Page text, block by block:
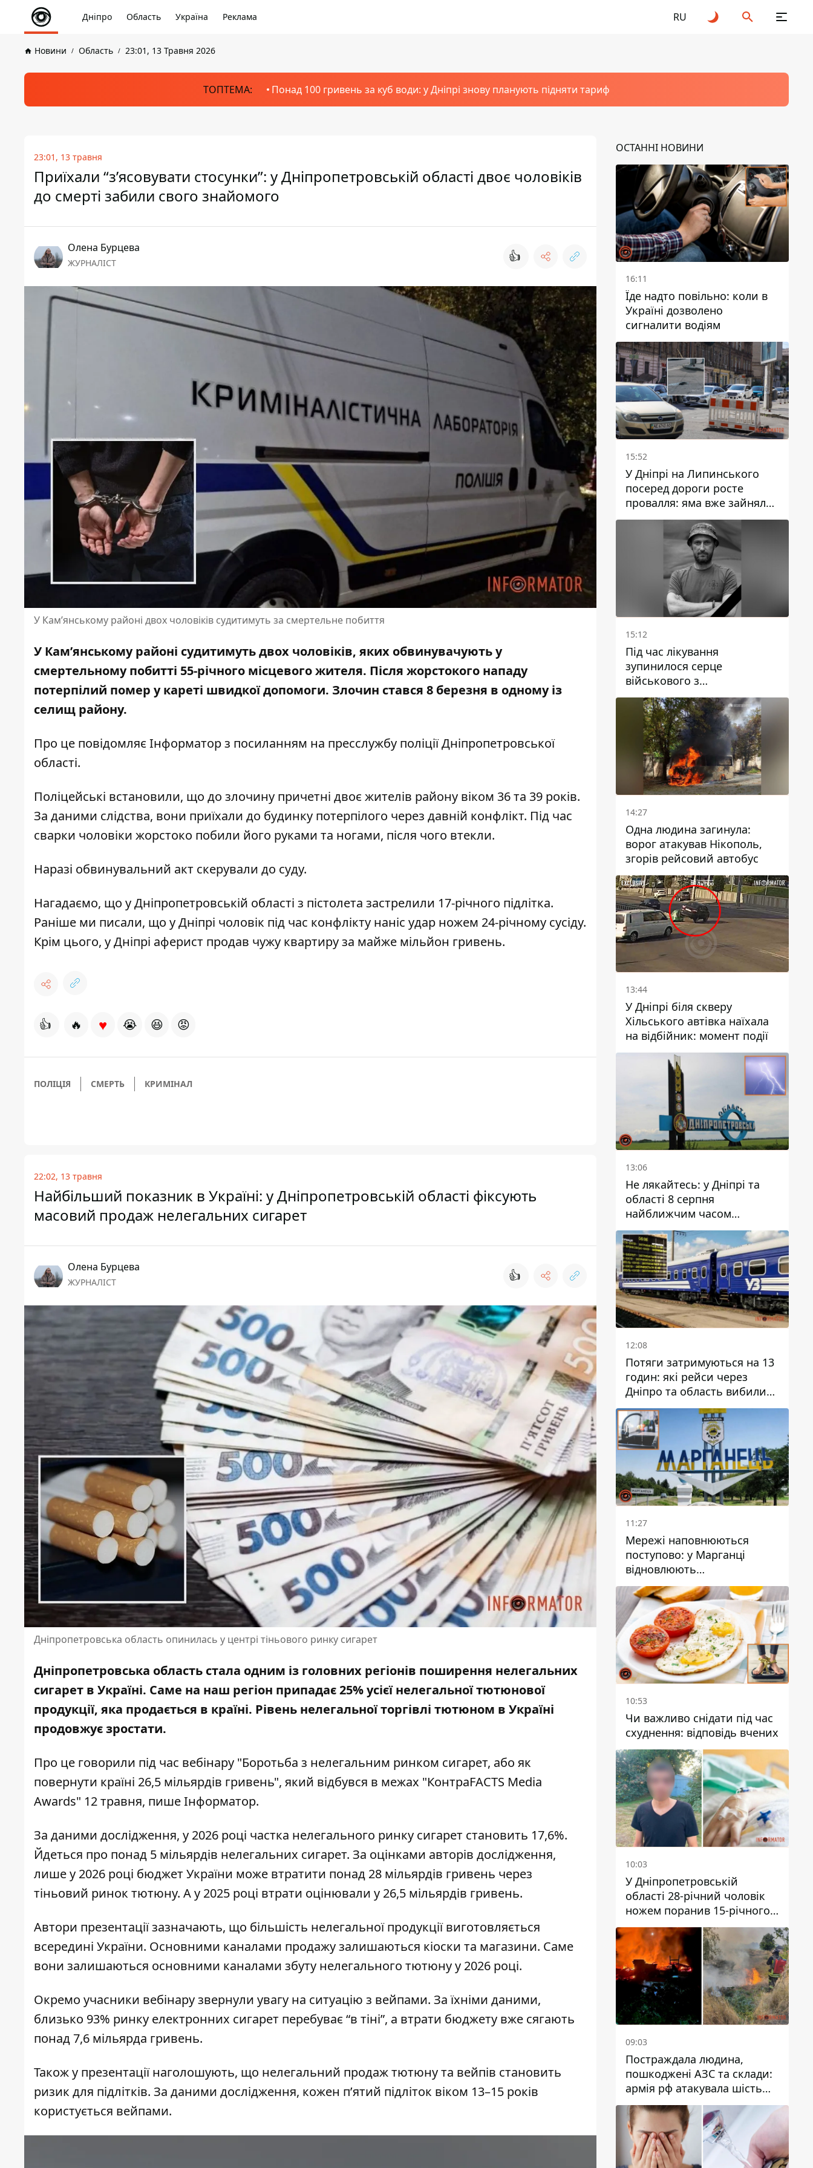
Дніпро Область Україна Реклама RU
Новини Область 23:01, 13 Травня 2026
ТОПТЕМА: Понад 100 гривень за куб води: у Дніпрі знову планують підняти тариф
23:01, 13 травня
Приїхали “з’ясовувати стосунки”: у Дніпропетровській області двоє чоловіків
до смерті забили свого знайомого
Олена Бурцева
ЖУРНАЛІСТ 👍
У Кам’янському районі двох чоловіків судитимуть за смертельне побиття
У Кам’янському районі судитимуть двох чоловіків, яких обвинувачують у
смертельному побитті 55-річного місцевого жителя. Після жорстокого нападу
потерпілий помер у кареті швидкої допомоги. Злочин стався 8 березня в одному із
селищ району.
Про це повідомляє Інформатор з посиланням на пресслужбу поліції Дніпропетровської
області.
Поліцейські встановили, що до злочину причетні двоє жителів району віком 36 та 39 років.
За даними слідства, вони приїхали до будинку потерпілого через давній конфлікт. Під час
сварки чоловіки жорстоко побили його руками та ногами, після чого втекли.
Наразі обвинувальний акт скерували до суду.
Нагадаємо, що у Дніпропетровській області з пістолета застрелили 17-річного підлітка.
Раніше ми писали, що у Дніпрі чоловік під час конфлікту наніс удар ножем 24-річному сусіду.
Крім цього, у Дніпрі аферист продав чужу квартиру за майже мільйон гривень.
👍 🔥 ♥ 😭 😆 😡
ПОЛІЦІЯ СМЕРТЬ КРИМІНАЛ
22:02, 13 травня
Найбільший показник в Україні: у Дніпропетровській області фіксують
масовий продаж нелегальних сигарет
Олена Бурцева
ЖУРНАЛІСТ 👍
Дніпропетровська область опинилась у центрі тіньового ринку сигарет
Дніпропетровська область стала одним із головних регіонів поширення нелегальних
сигарет в Україні. Саме на наш регіон припадає 25% усієї нелегальної тютюнової
продукції, яка продається в країні. Рівень нелегальної торгівлі тютюном в Україні
продовжує зростати.
Про це говорили під час вебінару "Боротьба з нелегальним ринком сигарет, або як
повернути країні 26,5 мільярдів гривень", який відбувся в межах "КонтраFACTS Media
Awards" 12 травня, пише Інформатор.
За даними дослідження, у 2026 році частка нелегального ринку сигарет становить 17,6%.
Йдеться про понад 5 мільярдів нелегальних сигарет. За оцінками авторів дослідження,
лише у 2026 році бюджет України може втратити понад 28 мільярдів гривень через
тіньовий ринок тютюну. А у 2025 році втрати оцінювали у 26,5 мільярдів гривень.
Автори презентації зазначають, що більшість нелегальної продукції виготовляється
всередині України. Основними каналами продажу залишаються кіоски та магазини. Саме
вони залишаються основними каналами збуту нелегального тютюну у 2026 році.
Окремо учасники вебінару звернули увагу на ситуацію з вейпами. За їхніми даними,
близько 93% ринку електронних сигарет перебуває “в тіні”, а втрати бюджету вже сягають
понад 7,6 мільярда гривень.
Також у презентації наголошують, що нелегальний продаж тютюну та вейпів становить
ризик для підлітків. За даними дослідження, кожен п’ятий підліток віком 13–15 років
користується вейпами.
ОСТАННІ НОВИНИ
16:11
Їде надто повільно: коли в
Україні дозволено
сигналити водіям
15:52
У Дніпрі на Липинського
посеред дороги росте
провалля: яма вже зайняла
смугу руху
15:12
Під час лікування
зупинилося серце
військового з
Дніпропетровської області
Ростислава Лупашка
14:27
Одна людина загинула:
ворог атакував Нікополь,
згорів рейсовий автобус
13:44
У Дніпрі біля скверу
Хільського автівка наїхала
на відбійник: момент події
13:06
Не лякайтесь: у Дніпрі та
області 8 серпня
найближчим часом
очікується гроза
12:08
Потяги затримуються на 13
годин: які рейси через
Дніпро та область вибилися
з графіка
11:27
Мережі наповнюються
поступово: у Марганці
відновлюють
водопостачання
10:53
Чи важливо снідати під час
схуднення: відповідь вчених
10:03
У Дніпропетровській
області 28-річний чоловік
ножем поранив 15-річного
хлопця
09:03
Постраждала людина,
пошкоджені АЗС та склади:
армія рф атакувала шість
районів Дніпропетровської
області